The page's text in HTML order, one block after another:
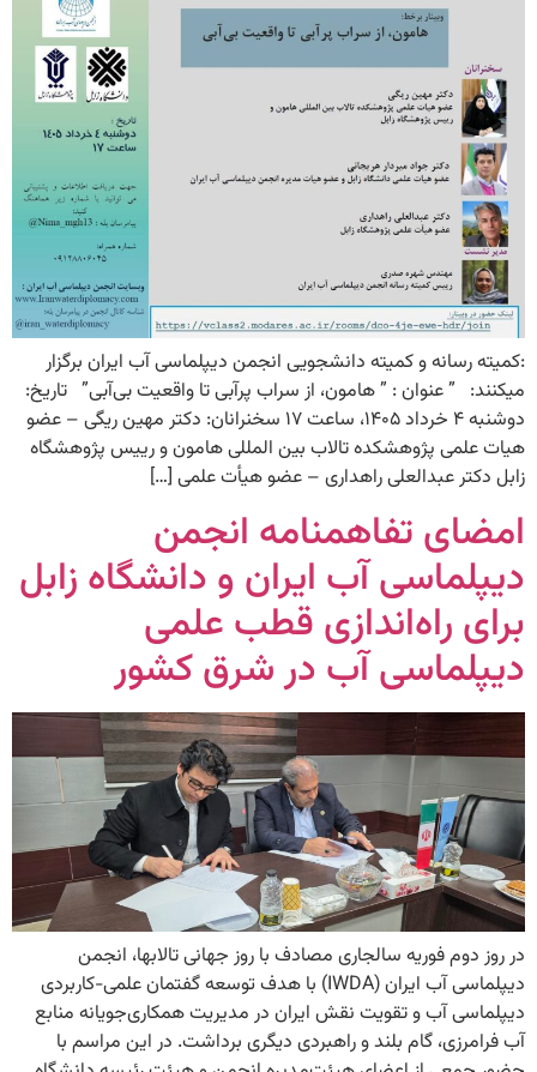
:کمیته رسانه و کمیته دانشجویی انجمن دیپلماسی آب ایران برگزار
میکنند: ” عنوان : ” هامون، از سراب پرآبی تا واقعیت بی‌آبی” تاریخ:
دوشنبه ۴ خرداد ۱۴۰۵، ساعت ۱۷ سخنرانان: دکتر مهین ریگی – عضو
هیات علمی پژوهشکده تالاب بین المللی هامون و رییس پژوهشگاه
زابل دکتر عبدالعلی راهداری – عضو هیأت علمی […]
امضای تفاهمنامه انجمن
دیپلماسی آب ایران و دانشگاه زابل
برای راه‌اندازی قطب علمی
دیپلماسی آب در شرق کشور
در روز دوم فوریه سالجاری مصادف با روز جهانی تالابها، انجمن
دیپلماسی آب ایران (IWDA) با هدف توسعه گفتمان علمی-کاربردی
دیپلماسی آب و تقویت نقش ایران در مدیریت همکاری‌جویانه منابع
آب فرامرزی، گام بلند و راهبردی دیگری برداشت. در این مراسم با